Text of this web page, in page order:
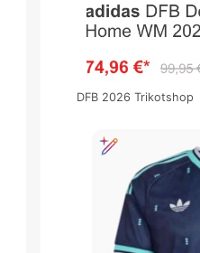
DFB 2026 Trikotshop